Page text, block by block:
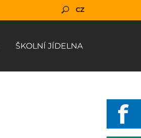
CZ
ŠKOLNÍ JÍDELNA